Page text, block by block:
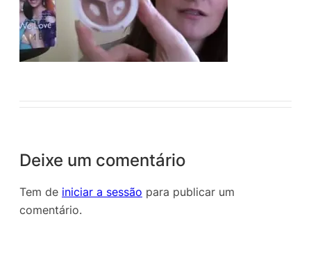
Deixe um comentário
Tem de iniciar a sessão para publicar um
comentário.